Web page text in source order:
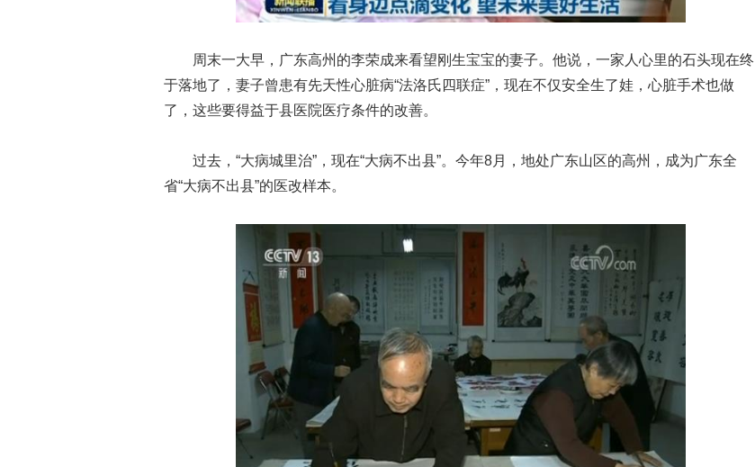
周末一大早，广东高州的李荣成来看望刚生宝宝的妻子。他说，一家人心里的石头现在终
于落地了，妻子曾患有先天性心脏病“法洛氏四联症”，现在不仅安全生了娃，心脏手术也做
了，这些要得益于县医院医疗条件的改善。
过去，“大病城里治”，现在“大病不出县”。今年8月，地处广东山区的高州，成为广东全
省“大病不出县”的医改样本。